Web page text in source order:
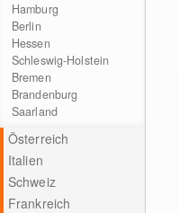
Hamburg
Berlin
Hessen
Schleswig-Holstein
Bremen
Brandenburg
Saarland
Österreich
Italien
Schweiz
Frankreich